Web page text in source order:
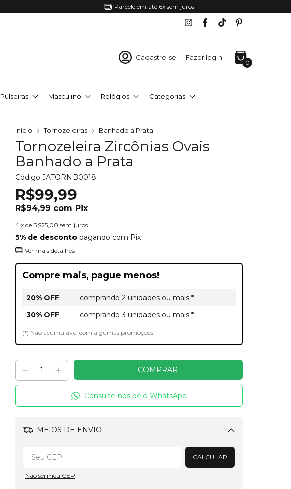
Parcele em até 6x sem juros
Cadastre-se | Fazer login
0
Pulseiras Masculino Relógios Categorias
Início Tornozeleiras Banhado a Prata
Tornozeleira Zircônias Ovais
Banhado a Prata
Código JATORNB0018
R$99,99
R$94,99 com Pix
4 x de R$25,00 sem juros
5% de desconto pagando com Pix
Ver mais detalhes
Compre mais, pague menos!
20% OFF
comprando 2 unidades ou mais *
30% OFF
comprando 3 unidades ou mais *
(*) Não acumulável com algumas promoções
Consulte-nos pelo WhatsApp
MEIOS DE ENVIO
Alterar CEP
CALCULAR
Não sei meu CEP